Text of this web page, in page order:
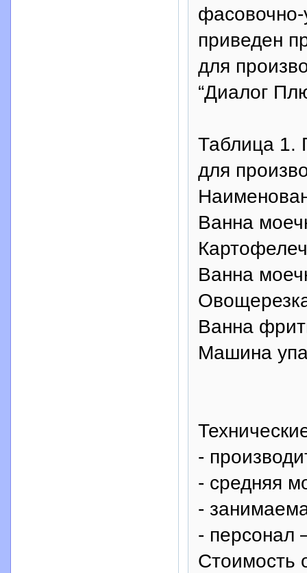
приведен
для
“Диалог
Таблица 1.
для
Ванна
Ванна
Ванна
Машина
-
- средняя
-
- персонал
Стоимость